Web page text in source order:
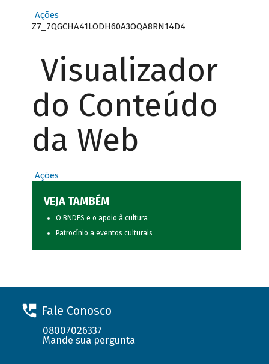
Ações
Z7_7QGCHA41LODH60A3OQA8RN14D4
Visualizador
do Conteúdo
da Web
Ações
VEJA TAMBÉM
O BNDES e o apoio à cultura
Patrocínio a eventos culturais
Fale Conosco
08007026337
Mande sua pergunta